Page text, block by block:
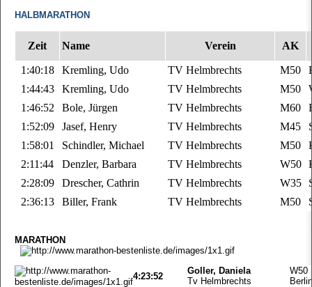
HALBMARATHON
Zeit Name Verein AK
1:40:18 Kremling, Udo TV Helmbrechts M50
1:44:43
Kremling, Udo TV Helmbrechts M50
1:46:52
Bole, Jürgen TV Helmbrechts M60
1:52:09
Jasef, Henry TV Helmbrechts M45
1:58:01
Schindler, Michael TV Helmbrechts M50
2:11:44
Denzler, Barbara TV Helmbrechts W50
2:28:09
Drescher, Cathrin TV Helmbrechts W35
2:36:13
Biller, Frank TV Helmbrechts M50
MARATHON
4:23:52
Goller, Daniela
Tv Helmbrechts
W50